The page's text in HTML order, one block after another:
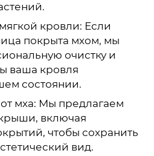
кровли: Если
покрыта мхом, мы
очистку и
ваша кровля
состоянии.
мха: Мы предлагаем
включая
чтобы сохранить
вид.